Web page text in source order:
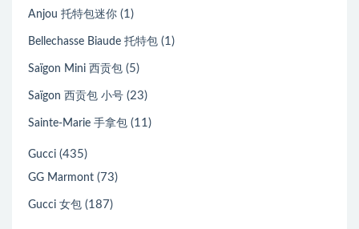
Anjou 托特包迷你 (1)
Bellechasse Biaude 托特包 (1)
Saïgon Mini 西贡包 (5)
Saïgon 西贡包 小号 (23)
Sainte-Marie 手拿包 (11)
Gucci (435)
GG Marmont (73)
Gucci 女包 (187)